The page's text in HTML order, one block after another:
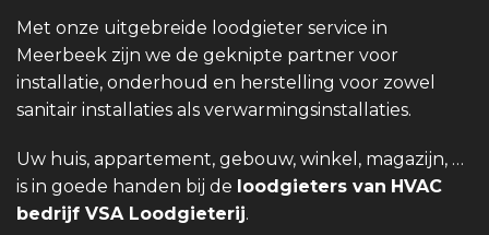
Met onze uitgebreide loodgieter service in
Meerbeek zijn we de geknipte partner voor
installatie, onderhoud en herstelling voor zowel
sanitair installaties als verwarmingsinstallaties.
Uw huis, appartement, gebouw, winkel, magazijn, …
is in goede handen bij de loodgieters van HVAC
bedrijf VSA Loodgieterij.